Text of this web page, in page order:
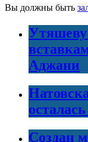
Вы должны быть
Утяшеву
Аджани
Создан